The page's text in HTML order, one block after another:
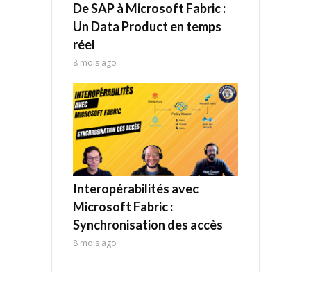
De SAP à Microsoft Fabric :
Un Data Product en temps
réel
8 mois ago
Interopérabilités avec
Microsoft Fabric :
Synchronisation des accès
8 mois ago